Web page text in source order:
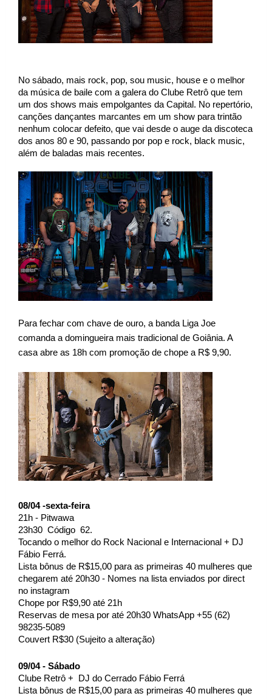
No sábado, mais rock, pop, sou music, house e o melhor
da música de baile com a galera do Clube Retrô que tem
um dos shows mais empolgantes da Capital. No repertório,
canções dançantes marcantes em um show para trintão
nenhum colocar defeito, que vai desde o auge da discoteca
dos anos 80 e 90, passando por pop e rock, black music,
além de baladas mais recentes.
Para fechar com chave de ouro, a banda Liga Joe
comanda a domingueira mais tradicional de Goiânia. A
casa abre as 18h com promoção de chope a R$ 9,90.
08/04 -sexta-feira
21h - Pitwawa
23h30  Código  62.
Tocando o melhor do Rock Nacional e Internacional + DJ
Fábio Ferrá.
Lista bônus de R$15,00 para as primeiras 40 mulheres que
chegarem até 20h30 - Nomes na lista enviados por direct
no instagram
Chope por R$9,90 até 21h
Reservas de mesa por até 20h30 WhatsApp +55 (62)
98235-5089
Couvert R$30 (Sujeito a alteração)
09/04 - Sábado
Clube Retrô +  DJ do Cerrado Fábio Ferrá
Lista bônus de R$15,00 para as primeiras 40 mulheres que